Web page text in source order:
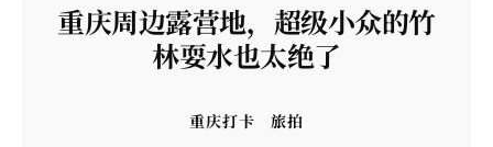
重庆周边露营地，超级小众的竹
林耍水也太绝了
重庆打卡 旅拍